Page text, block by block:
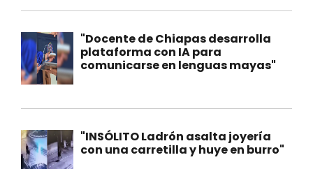
"Docente de Chiapas desarrolla
plataforma con IA para
comunicarse en lenguas mayas"
"INSÓLITO Ladrón asalta joyería
con una carretilla y huye en burro"